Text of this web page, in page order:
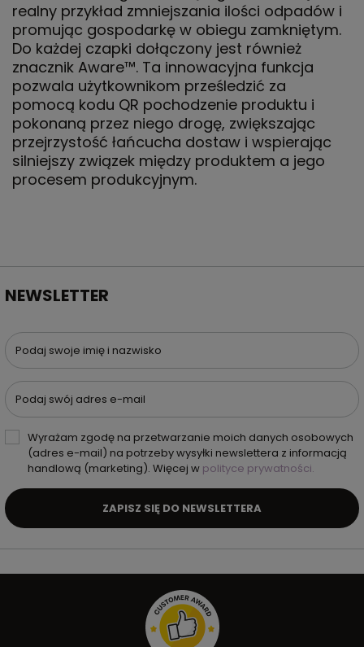
realny przykład zmniejszania ilości odpadów i
promując gospodarkę w obiegu zamkniętym.
Do każdej czapki dołączony jest również
znacznik Aware™. Ta innowacyjna funkcja
pozwala użytkownikom prześledzić za
pomocą kodu QR pochodzenie produktu i
pokonaną przez niego drogę, zwiększając
przejrzystość łańcucha dostaw i wspierając
silniejszy związek między produktem a jego
procesem produkcyjnym.
NEWSLETTER
Podaj swoje imię i nazwisko
Podaj swój adres e-mail
Wyrażam zgodę na przetwarzanie moich danych osobowych
(adres e-mail) na potrzeby wysyłki newslettera z informacją
handlową (marketing). Więcej w polityce prywatności.
ZAPISZ SIĘ DO NEWSLETTERA